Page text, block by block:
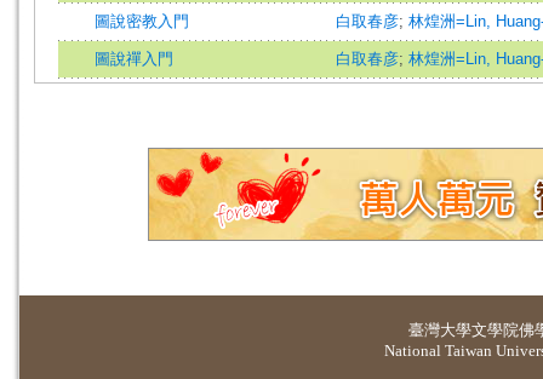
圖說密教入門 白取春彦; 林煌洲=Lin,
圖說禪入門 白取春彦; 林煌洲=Lin,
臺灣大學文學院佛
National Taiwan